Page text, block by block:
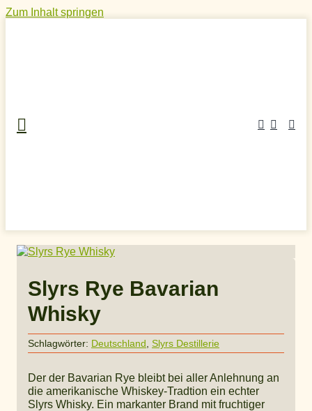
Zum Inhalt springen
Home »Craft Spirits Online Shop
Slyrs Rye Bavarian
Whisky
Schlagwörter: Deutschland Slyrs Destillerie
Der der Bavarian Rye bleibt bei aller Anlehnung an
die amerikanische Whiskey-Tradtion ein echter
Slyrs Whisky. Ein markanter Brand mit fruchtiger